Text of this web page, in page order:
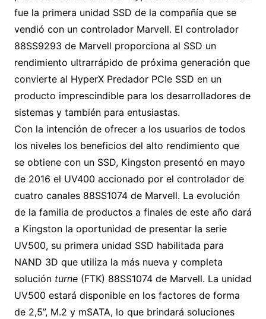
fue la primera unidad SSD de la compañía que se
vendió con un controlador Marvell. El controlador
88SS9293 de Marvell proporciona al SSD un
rendimiento ultrarrápido de próxima generación que
convierte al HyperX Predador PCIe SSD en un
producto imprescindible para los desarrolladores de
sistemas y también para entusiastas.
Con la intención de ofrecer a los usuarios de todos
los niveles los beneficios del alto rendimiento que
se obtiene con un SSD, Kingston presentó en mayo
de 2016 el UV400 accionado por el controlador de
cuatro canales 88SS1074 de Marvell. La evolución
de la familia de productos a finales de este año dará
a Kingston la oportunidad de presentar la serie
UV500, su primera unidad SSD habilitada para
NAND 3D que utiliza la más nueva y completa
solución turne(FTK) 88SS1074 de Marvell. La unidad
UV500 estará disponible en los factores de forma
de 2,5”, M.2 y mSATA, lo que brindará soluciones